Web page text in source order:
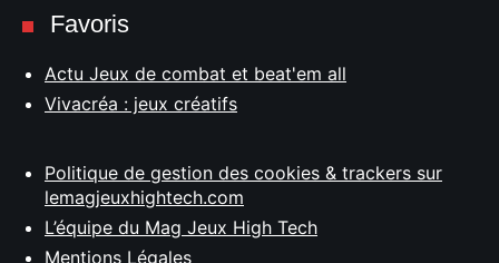
Favoris
Actu Jeux de combat et beat'em all
Vivacréa : jeux créatifs
Politique de gestion des cookies & trackers sur
lemagjeuxhightech.com
L’équipe du Mag Jeux High Tech
Mentions Légales